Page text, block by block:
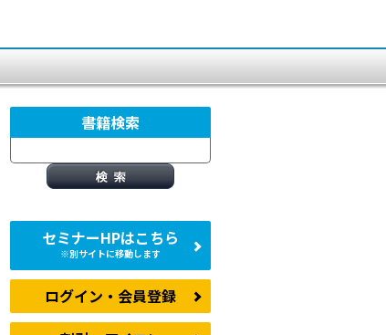
書籍検索
セミナーHPはこちら
※別サイトに移動します
ログイン・会員登録